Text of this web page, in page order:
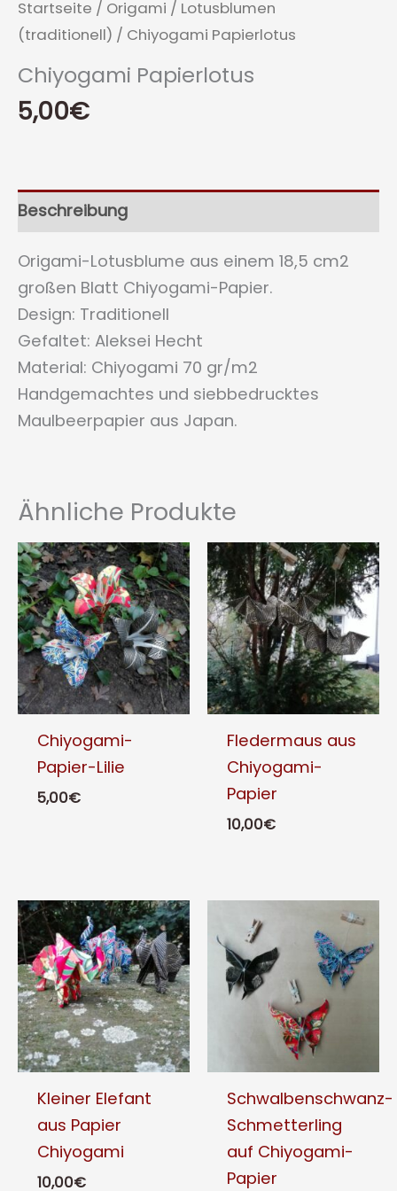
Startseite / Origami / Lotusblumen
(traditionell) / Chiyogami Papierlotus
Chiyogami Papierlotus
5,00€
Beschreibung
Origami-Lotusblume aus einem 18,5 cm2
großen Blatt Chiyogami-Papier.
Design: Traditionell
Gefaltet: Aleksei Hecht
Material: Chiyogami 70 gr/m2
Handgemachtes und siebbedrucktes
Maulbeerpapier aus Japan.
Ähnliche Produkte
Chiyogami-
Papier-Lilie
5,00€
mehrere
Varianten
auf.
Die
Optionen
können
auf
der
Produktseite
gewählt
werden
Fledermaus aus
Chiyogami-
Papier
10,00€
Kleiner Elefant
aus Papier
Chiyogami
10,00€
Schwalbenschwanz-
Schmetterling
auf Chiyogami-
Papier